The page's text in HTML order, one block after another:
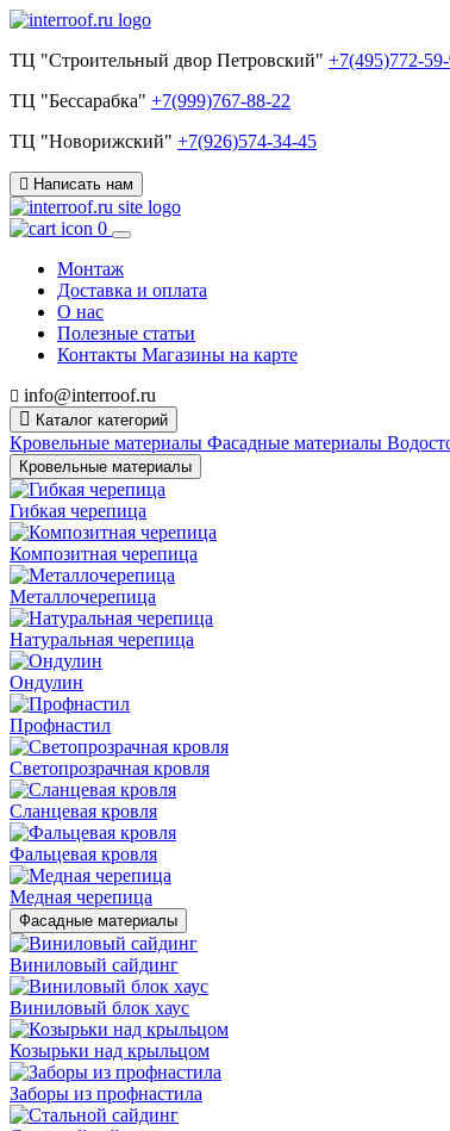
ТЦ "Строительный двор Петровский" +7(495)772-
ТЦ "Бессарабка" +7(999)767-88-22
ТЦ "Новорижский" +7(926)574-34-45
Написать нам
0
Монтаж
Доставка и оплата
О нас
Полезные статьи
Контакты Магазины на карте
info@interroof.ru
Каталог категорий
Кровельные материалы Фасадные материалы
Кровельные материалы
Гибкая черепица
Композитная черепица
Металлочерепица
Натуральная черепица
Ондулин
Профнастил
Светопрозрачная кровля
Сланцевая кровля
Фальцевая кровля
Медная черепица
Фасадные материалы
Виниловый сайдинг
Виниловый блок хаус
Козырьки над крыльцом
Заборы из профнастила